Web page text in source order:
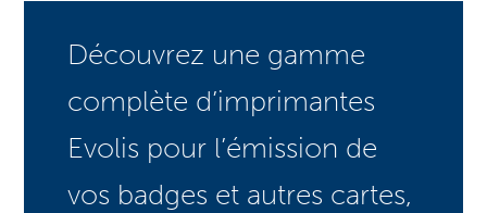
Découvrez une gamme
complète d’imprimantes
Evolis pour l’émission de
vos badges et autres cartes,